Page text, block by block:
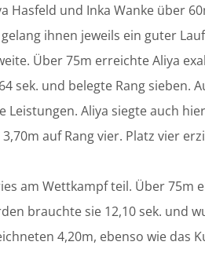
Hasfeld und Inka Wanke über
ihnen jeweils ein guter
Über 75m erreichte Aliya
sek. und belegte Rang sieben.
Aliya siegte auch
auf Rang vier. Platz vier
am Wettkampf teil. Über 75m
brauchte sie 12,10 sek. und
4,20m, ebenso wie das